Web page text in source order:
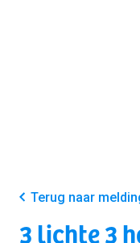
Terug naar
3 lichte 3